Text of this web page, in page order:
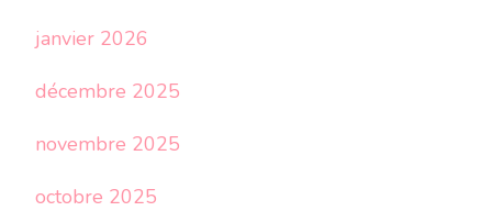
janvier 2026
décembre 2025
novembre 2025
octobre 2025